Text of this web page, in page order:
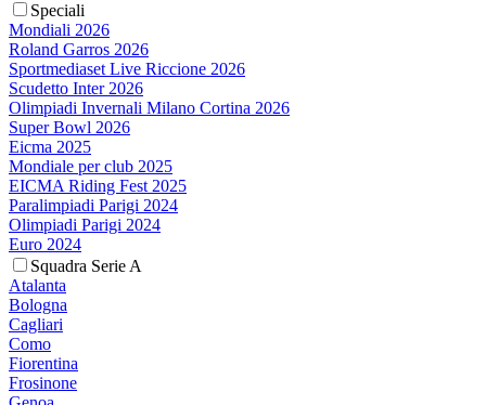
Speciali
Mondiali 2026
Roland Garros 2026
Sportmediaset Live Riccione 2026
Scudetto Inter 2026
Olimpiadi Invernali Milano Cortina 2026
Super Bowl 2026
Eicma 2025
Mondiale per club 2025
EICMA Riding Fest 2025
Paralimpiadi Parigi 2024
Olimpiadi Parigi 2024
Euro 2024
Squadra Serie A
Atalanta
Bologna
Cagliari
Como
Fiorentina
Frosinone